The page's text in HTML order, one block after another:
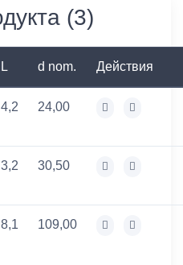
(3)
L d nom. Действия
4,2 24,00
3,2 30,50
8,1 109,00